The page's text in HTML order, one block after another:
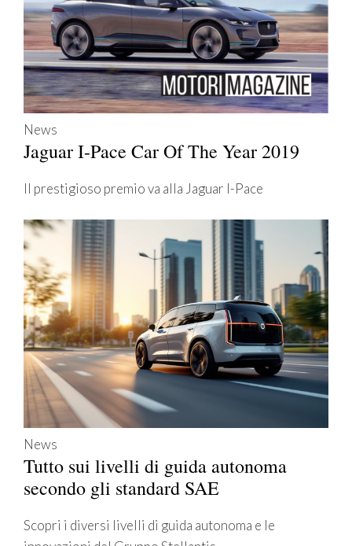
News
Jaguar I-Pace Car Of The Year 2019
Il prestigioso premio va alla Jaguar I-Pace
News
Tutto sui livelli di guida autonoma
secondo gli standard SAE
Scopri i diversi livelli di guida autonoma e le